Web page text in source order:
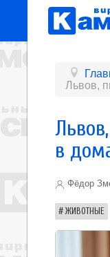
Львов,
в
Фёдор
ЖИВОТНЫЕ